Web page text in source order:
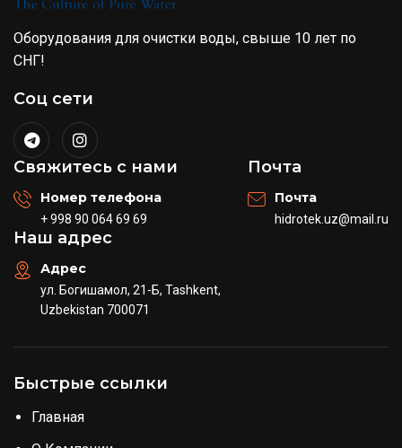
Оборудования для очистки воды, свыше 10 лет по
СНГ!
Соц сети
Свяжитесь с нами
Номер телефона
+ 998 90 064 69 69
Почта
Почта
hidrotek.uz@mail.ru
Наш адрес
Адрес
ул. Богишамол, 21-Б, Tashkent,
Uzbekistan 700071
Быстрые ссылки
Главная